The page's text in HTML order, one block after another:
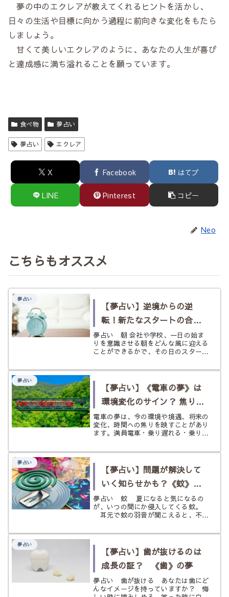
夢の中のエクレアが教えてくれるヒントを活かし、
日々の生活や目標に向かう過程に前向きな変化をもたら
しましょう。
甘くて美しいエクレアのように、あなたの人生が喜び
と達成感に満ち溢れることを願っています。
食べ物 夢占い
夢占い エクレア
X Facebook はてブ
LINE Pinterest コピー
Neo
こちらもオススメ
夢占い
【夢占い】逆境からの逆
転！新たなスタートの合
図！《朝》の夢
夢占い 朝 会社や学校、一日の始ま
りを意識させる朝をどんな風に迎える
ことができるかで、その日のスタート
夜ふかしをして、そのまま寝落ちをし
かなくてはいけないという憂鬱さを
感...
夢占い
【夢占い】《電車の夢》は
環境変化のサイン？ 焦りと
転機を状況別にひもとく
電車の夢は、今の環境や境遇、将来の
変化、時間への焦りを映すことがあり
ます。満員電車・乗り遅れる・乗り換
く読み解きます。
夢占い
【夢占い】問題が解決して
いく知らせかも？《蚊》の
夢
夢占い 蚊 夏になると気になるの
が、いつの間にか侵入してくる蚊。
耳元で蚊の羽音が聞こえると、不快
では迷惑な存在である蚊ですが、それ
にはどんな意味が隠されているのでし
ょ...
夢占い
【夢占い】歯が抜けるのは
成長の証？ 《歯》の夢
夢占い 歯が抜ける あなたは歯にど
んなイメージを持っていますか？ 悔